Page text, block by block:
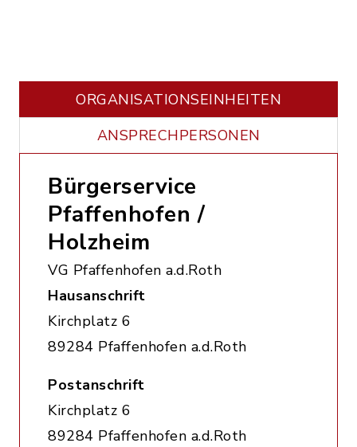
ORGANISATIONS­EINHEITEN
ANSPRECHPERSONEN
Bürgerservice
Pfaffenhofen /
Holzheim
VG Pfaffenhofen a.d.Roth
Hausanschrift
Kirchplatz 6
89284 Pfaffenhofen a.d.Roth
Postanschrift
Kirchplatz 6
89284 Pfaffenhofen a.d.Roth